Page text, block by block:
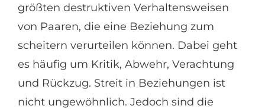
größten destruktiven Verhaltensweisen
von Paaren, die eine Beziehung zum
scheitern verurteilen können. Dabei geht
es häufig um Kritik, Abwehr, Verachtung
und Rückzug. Streit in Beziehungen ist
nicht ungewöhnlich. Jedoch sind die